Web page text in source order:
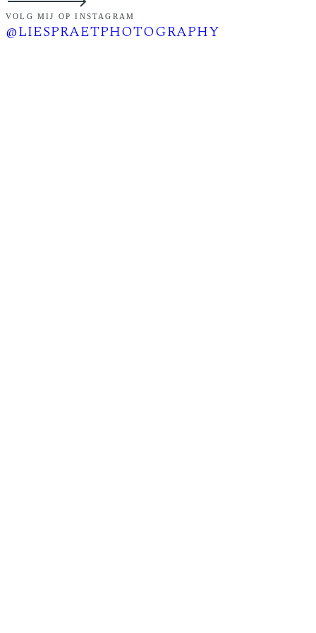
VOLG MIJ OP INSTAGRAM
@LIESPRAETPHOTOGRAPHY